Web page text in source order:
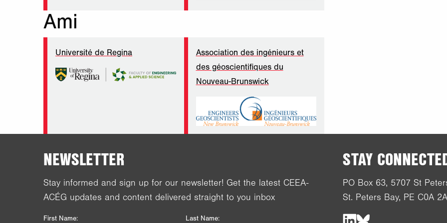
Ami
Université de Regina
Association des ingénieurs et
des géoscientifiques du
Nouveau-Brunswick
NEWSLETTER
Stay informed and sign up for our newsletter! Get the latest CEEA-
ACÉG updates and content delivered straight to you inbox
First Name: Last Name:
STAY
PO Box 63, 5707 St
St. Peters Bay, PE C0A